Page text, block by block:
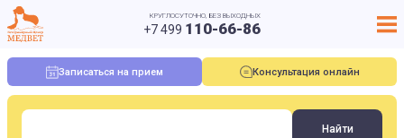
КРУГЛОСУТОЧНО, БЕЗ ВЫХОДНЫХ
+7 499 110-66-86
Записаться на прием Консультация онлайн